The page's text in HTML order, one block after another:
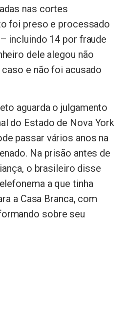
nas cortes
foi preso e processado
incluindo 14 por fraude
dele alegou não
e não foi acusado
aguarda o julgamento
do Estado de Nova York
passar vários anos na
Na prisão antes de
o brasileiro disse
a que tinha
a Casa Branca, com
sobre seu